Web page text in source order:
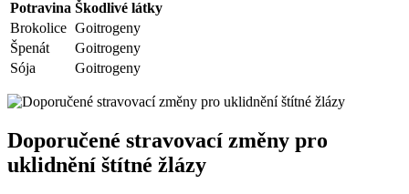
Potravina Škodlivé látky
Brokolice Goitrogeny
Špenát
Goitrogeny
Sója
Goitrogeny
Doporučené stravovací změny pro
uklidnění štítné žlázy